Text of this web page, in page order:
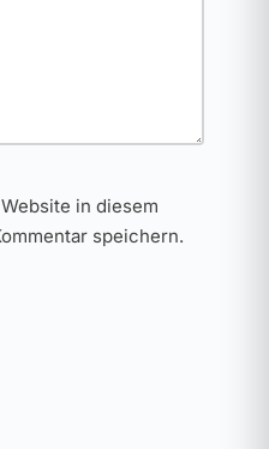
in diesem
speichern.